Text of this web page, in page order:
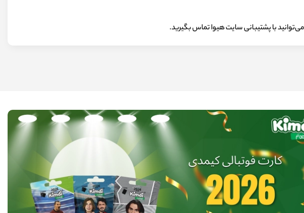
با پشتیبانی سایت هیوا تماس بگیرید.